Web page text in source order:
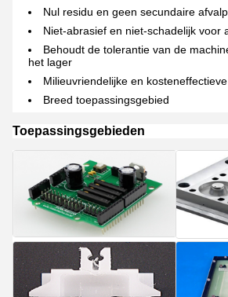
Nul residu en geen secundaire
Niet-abrasief en niet-schadelijk voor
Behoudt de tolerantie van de
het lager
Milieuvriendelijke en
Breed toepassingsgebied
Toepassingsgebieden